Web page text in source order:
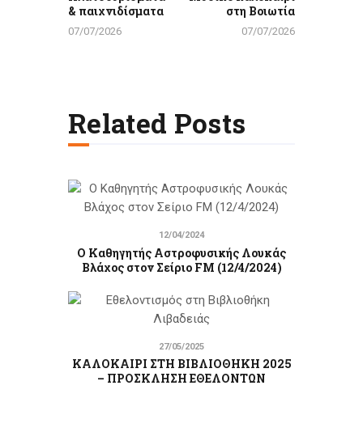
& παιχνιδίσματα
07/07/2026
στη Βοιωτία
07/07/2026
Related Posts
12/04/2024
Ο Καθηγητής Αστροφυσικής Λουκάς
Βλάχος στον Σείριο FM (12/4/2024)
27/05/2025
ΚΑΛΟΚΑΙΡΙ ΣΤΗ ΒΙΒΛΙΟΘΗΚΗ 2025
– ΠΡΟΣΚΛΗΣΗ ΕΘΕΛΟΝΤΩΝ